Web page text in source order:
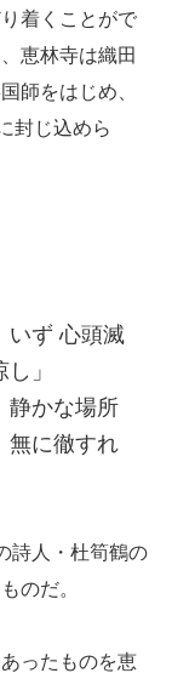
着くことがで
恵林寺は織田
師をはじめ、
封じ込めら
いず 心頭滅
」
かな場所
に徹すれ
詩人・杜筍鶴の
のだ。
ったものを恵